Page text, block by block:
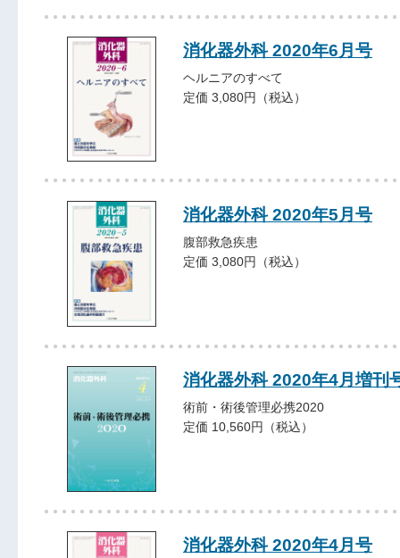
消化器外科 2020年6月号
ヘルニアのすべて
定価 3,080円（税込）
消化器外科 2020年5月号
腹部救急疾患
定価 3,080円（税込）
消化器外科 2020年4月増刊
術前・術後管理必携2020
定価 10,560円（税込）
消化器外科 2020年4月号